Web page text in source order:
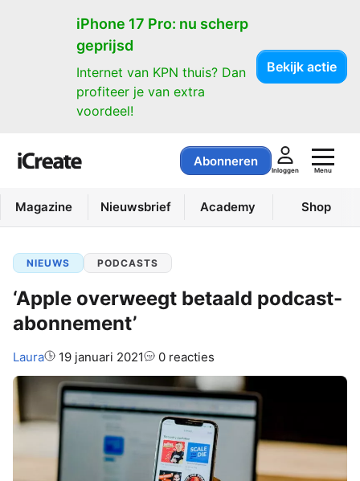
iPhone 17 Pro: nu scherp
geprijsd
Internet van KPN thuis? Dan
profiteer je van extra
voordeel!
Bekijk actie
Abonneren
Inloggen Menu
Magazine Nieuwsbrief Academy Shop
NIEUWS PODCASTS
‘Apple overweegt betaald podcast-
abonnement’
Auteur:
Laura 19 januari 2021 0 reacties